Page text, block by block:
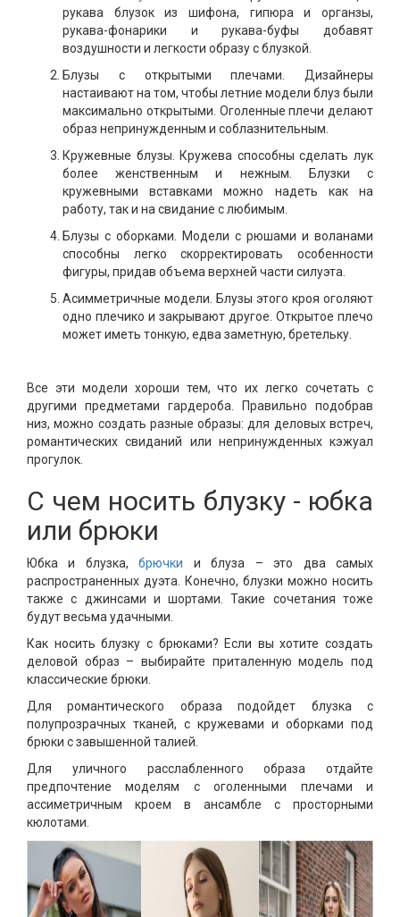
рукава блузок из шифона, гипюра и органзы,
рукава-фонарики и рукава-буфы добавят
воздушности и легкости образу с блузкой.
Блузы с открытыми плечами. Дизайнеры
настаивают на том, чтобы летние модели блуз были
максимально открытыми. Оголенные плечи делают
образ непринужденным и соблазнительным.
Кружевные блузы. Кружева способны сделать лук
более женственным и нежным. Блузки с
кружевными вставками можно надеть как на
работу, так и на свидание с любимым.
Блузы с оборками. Модели с рюшами и воланами
способны легко скорректировать особенности
фигуры, придав объема верхней части силуэта.
Асимметричные модели. Блузы этого кроя оголяют
одно плечико и закрывают другое. Открытое плечо
может иметь тонкую, едва заметную, бретельку.
Все эти модели хороши тем, что их легко сочетать с
другими предметами гардероба. Правильно подобрав
низ, можно создать разные образы: для деловых встреч,
романтических свиданий или непринужденных кэжуал
прогулок.
С чем носить блузку - юбка
или брюки
Юбка и блузка,брючки и блуза – это два самых
распространенных дуэта. Конечно, блузки можно носить
также с джинсами и шортами. Такие сочетания тоже
будут весьма удачными.
Как носить блузку с брюками? Если вы хотите создать
деловой образ – выбирайте приталенную модель под
классические брюки.
Для романтического образа подойдет блузка с
полупрозрачных тканей, с кружевами и оборками под
брюки с завышенной талией.
Для уличного расслабленного образа отдайте
предпочтение моделям с оголенными плечами и
ассиметричным кроем в ансамбле с просторными
кюлотами.